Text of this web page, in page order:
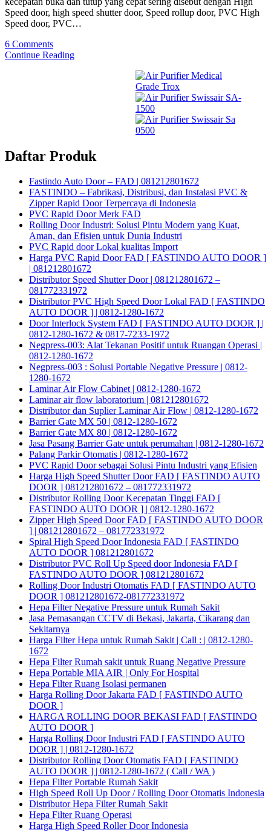
Speed door, high speed shutter door, Speed rollup door, PVC High
Speed door, PVC…
6 Comments
Continue Reading
Daftar Produk
Fastindo Auto Door – FAD | 081212801672
FASTINDO – Fabrikasi, Distribusi, dan Instalasi PVC &
Zipper Rapid Door Terpercaya di Indonesia
PVC Rapid Door Merk FAD
Rolling Door Industri: Solusi Pintu Modern yang Kuat,
Aman, dan Efisien untuk Dunia Industri
PVC Rapid door Lokal kualitas Import
Harga PVC Rapid Door FAD [ FASTINDO AUTO DOOR ]
| 081212801672
Distributor Speed Shutter Door | 081212801672 –
081772331972
Distributor PVC High Speed Door Lokal FAD [ FASTINDO
AUTO DOOR ] | 0812-1280-1672
Door Interlock System FAD [ FASTINDO AUTO DOOR ] |
0812-1280-1672 & 0817-7233-1972
Negpress-003: Alat Tekanan Positif untuk Ruangan Operasi |
0812-1280-1672
Negpress-003 : Solusi Portable Negative Pressure | 0812-
1280-1672
Laminar Air Flow Cabinet | 0812-1280-1672
Laminar air flow laboratorium | 081212801672
Distributor dan Suplier Laminar Air Flow | 0812-1280-1672
Barrier Gate MX 50 | 0812-1280-1672
Barrier Gate MX 80 | 0812-1280-1672
Jasa Pasang Barrier Gate untuk perumahan | 0812-1280-1672
Palang Parkir Otomatis | 0812-1280-1672
PVC Rapid Door sebagai Solusi Pintu Industri yang Efisien
Harga High Speed Shutter Door FAD [ FASTINDO AUTO
DOOR ] 081212801672 – 081772331972
Distributor Rolling Door Kecepatan Tinggi FAD [
FASTINDO AUTO DOOR ] | 0812-1280-1672
Zipper High Speed Door FAD [ FASTINDO AUTO DOOR
] | 081212801672 – 081772331972
Spiral High Speed Door Indonesia FAD [ FASTINDO
AUTO DOOR ] 081212801672
Distributor PVC Roll Up Speed door Indonesia FAD [
FASTINDO AUTO DOOR ] 081212801672
Rolling Door Industri Otomatis FAD [ FASTINDO AUTO
DOOR ] 081212801672-081772331972
Hepa Filter Negative Pressure untuk Rumah Sakit
Jasa Pemasangan CCTV di Bekasi, Jakarta, Cikarang dan
Sekitarnya
Harga Filter Hepa untuk Rumah Sakit | Call : | 0812-1280-
1672
Hepa Filter Rumah sakit untuk Ruang Negative Pressure
Hepa Portable MIA AIR | Only For Hospital
Hepa Filter Ruang Isolasi permanen
Harga Rolling Door Jakarta FAD [ FASTINDO AUTO
DOOR ]
HARGA ROLLING DOOR BEKASI FAD [ FASTINDO
AUTO DOOR ]
Harga Rolling Door Industri FAD [ FASTINDO AUTO
DOOR ] | 0812-1280-1672
Distributor Rolling Door Otomatis FAD [ FASTINDO
AUTO DOOR ] | 0812-1280-1672 ( Call / WA )
Hepa Filter Portable Rumah Sakit
High Speed Roll Up Door / Rolling Door Otomatis Indonesia
Distributor Hepa Filter Rumah Sakit
Hepa Filter Ruang Operasi
Harga High Speed Roller Door Indonesia